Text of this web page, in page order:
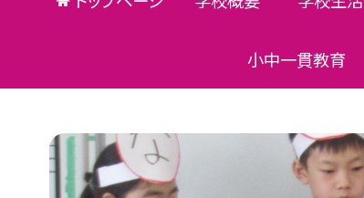
小中一貫教育